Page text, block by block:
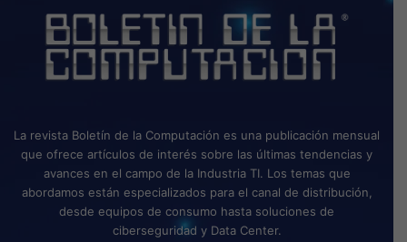
La revista Boletín de la Computación es una publicación mensual
que ofrece artículos de interés sobre las últimas tendencias y
avances en el campo de la Industria TI. Los temas que
abordamos están especializados para el canal de distribución,
desde equipos de consumo hasta soluciones de
ciberseguridad y Data Center.